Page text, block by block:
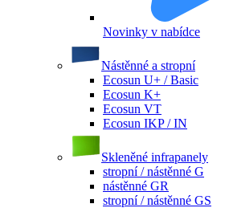
Novinky v nabídce
Nástěnné a stropní
Ecosun U+ / Basic
Ecosun K+
Ecosun VT
Ecosun IKP / IN
Skleněné infrapanely
stropní / nástěnné G
nástěnné GR
stropní / nástěnné GS